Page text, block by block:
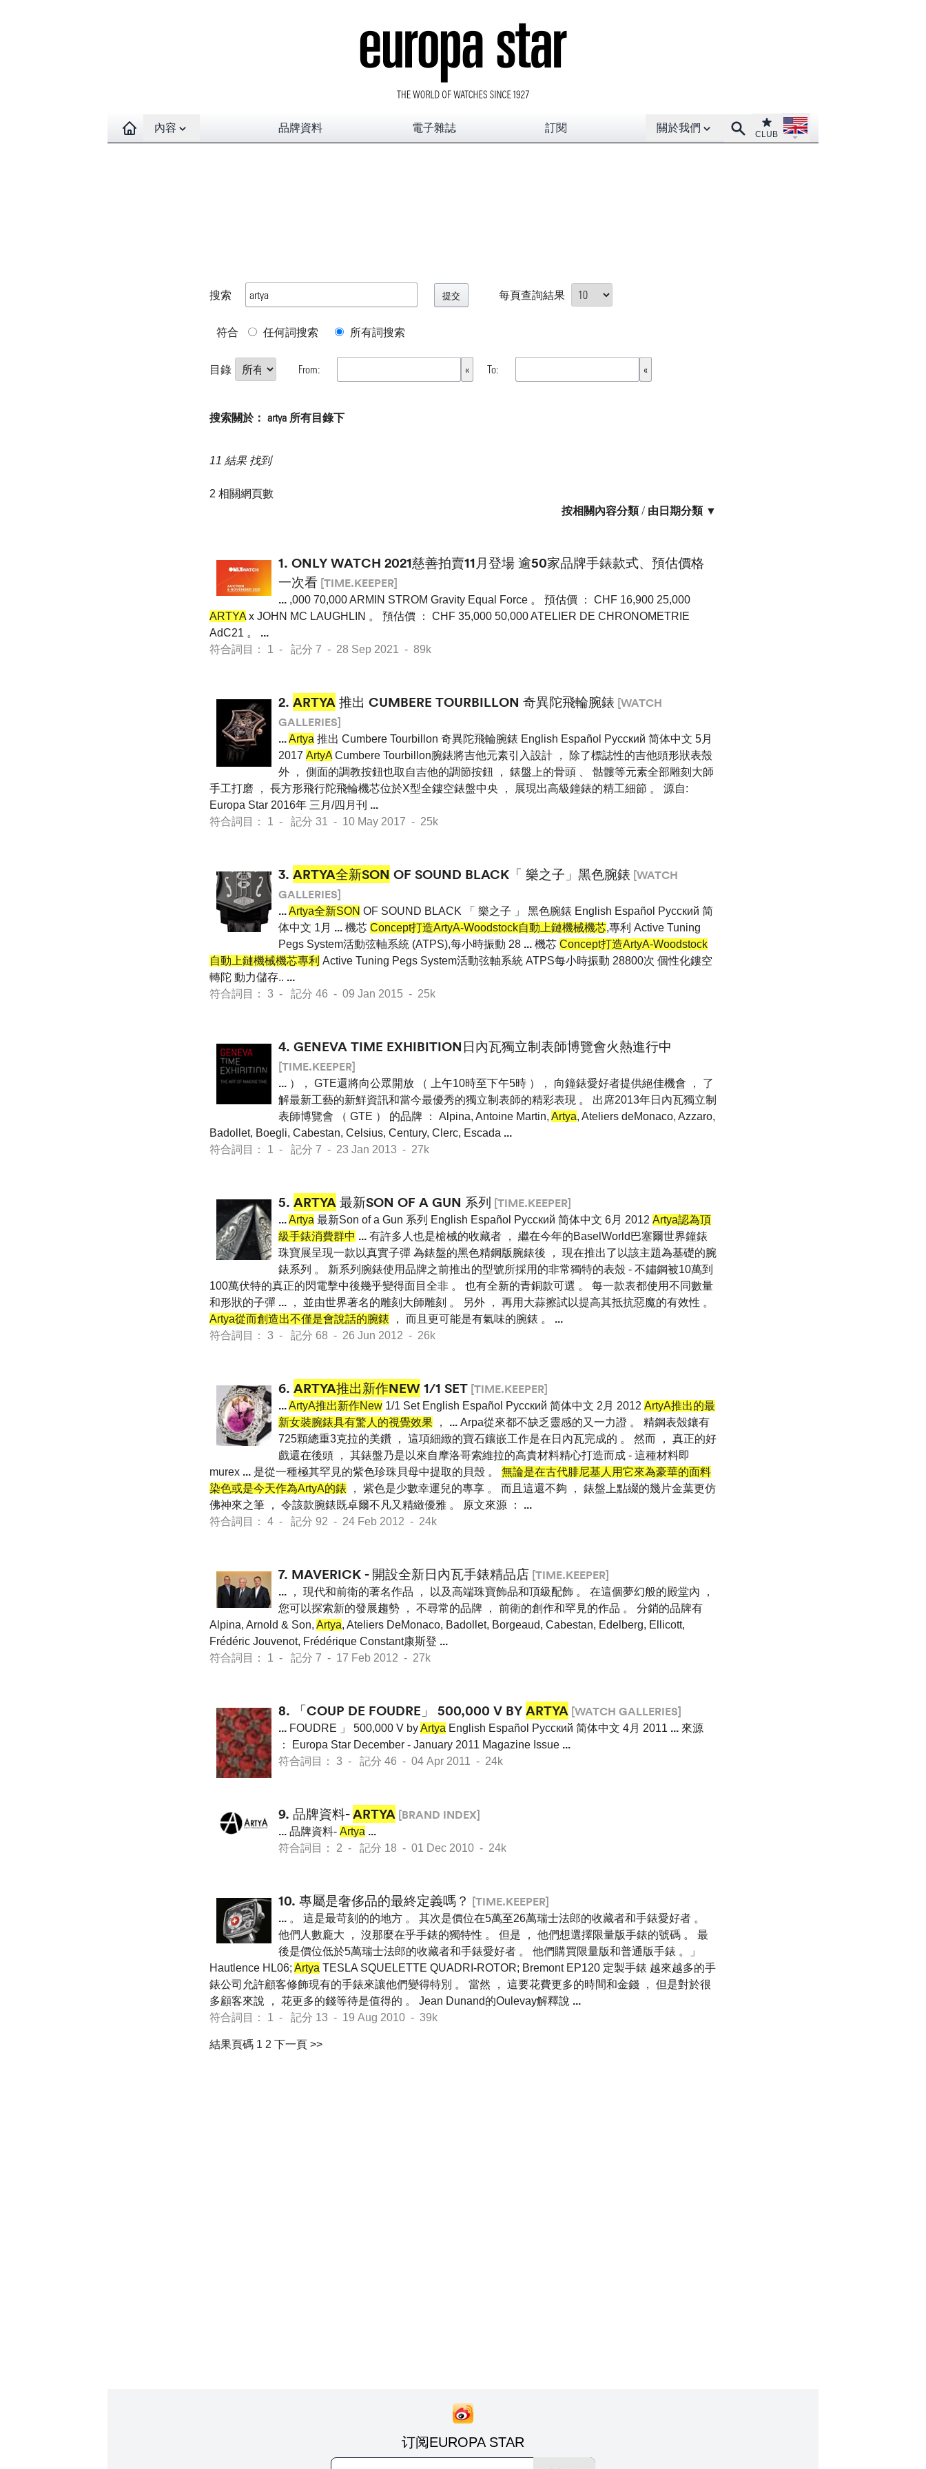
Open contents menu
內容 品牌資料 電子雜誌 訂閱
Open About menu
關於我們 SearchClub
CLUB
Open language menu
搜索 每頁查詢結果
符合 任何詞搜索 所有詞搜索
目錄 From: To:
搜索關於： artya 所有目錄下
11 結果 找到
2 相關網頁數
按相關內容分類/ 由日期分類 ▼
1. ONLY WATCH 2021慈善拍賣11月登場 逾50家品牌手錶款式、預估價格
一次看 [TIME.KEEPER]
... ,000 70,000 ARMIN STROM Gravity Equal Force 。 預估價 ： CHF 16,900 25,000
ARTYA x JOHN MC LAUGHLIN 。 預估價 ： CHF 35,000 50,000 ATELIER DE CHRONOMETRIE
AdC21 。 ...
符合詞目： 1 - 記分 7 - 28 Sep 2021 - 89k
2. ARTYA推出 CUMBERE TOURBILLON 奇異陀飛輪腕錶 [WATCH
GALLERIES]
...Artya 推出 Cumbere Tourbillon 奇異陀飛輪腕錶 English Español Pусский 简体中文 5月
2017 ArtyA Cumbere Tourbillon腕錶將吉他元素引入設計 ， 除了標誌性的吉他頭形狀表殼
外 ， 側面的調教按鈕也取自吉他的調節按鈕 ， 錶盤上的骨頭 、 骷髏等元素全部雕刻大師
手工打磨 ， 長方形飛行陀飛輪機芯位於X型全鏤空錶盤中央 ， 展現出高級鐘錶的精工細節 。 源自:
Europa Star 2016年 三月/四月刊 ...
符合詞目： 1 - 記分 31 - 10 May 2017 - 25k
3. ARTYA全新SON OF SOUND BLACK「 樂之子」黑色腕錶 [WATCH
GALLERIES]
...Artya全新SON OF SOUND BLACK 「 樂之子 」 黑色腕錶 English Español Pусский 简
体中文 1月 ... 機芯 Concept打造ArtyA-Woodstock自動上鏈機械機芯,專利 Active Tuning
Pegs System活動弦軸系統 (ATPS),每小時振動 28 ... 機芯 Concept打造ArtyA-Woodstock
自動上鏈機械機芯專利 Active Tuning Pegs System活動弦軸系統 ATPS每小時振動 28800次 個性化鏤空
轉陀 動力儲存.. ...
符合詞目： 3 - 記分 46 - 09 Jan 2015 - 25k
4. GENEVA TIME EXHIBITION日內瓦獨立制表師博覽會火熱進行中
[TIME.KEEPER]
... ）， GTE還將向公眾開放 （ 上午10時至下午5時 ）， 向鐘錶愛好者提供絕佳機會 ， 了
解最新工藝的新鮮資訊和當今最優秀的獨立制表師的精彩表現 。 出席2013年日內瓦獨立制
表師博覽會 （ GTE ） 的品牌 ： Alpina, Antoine Martin, Artya, Ateliers deMonaco, Azzaro,
Badollet, Boegli, Cabestan, Celsius, Century, Clerc, Escada ...
符合詞目： 1 - 記分 7 - 23 Jan 2013 - 27k
5. ARTYA最新SON OF A GUN 系列 [TIME.KEEPER]
...Artya 最新Son of a Gun 系列 English Español Pусский 简体中文 6月 2012 Artya認為頂
級手錶消費群中 ... 有許多人也是槍械的收藏者 ， 繼在今年的BaselWorld巴塞爾世界鐘錶
珠寶展呈現一款以真實子彈 為錶盤的黑色精鋼版腕錶後 ， 現在推出了以該主題為基礎的腕
錶系列 。 新系列腕錶使用品牌之前推出的型號所採用的非常獨特的表殼 - 不鏽鋼被10萬到
100萬伏特的真正的閃電擊中後幾乎變得面目全非 。 也有全新的青銅款可選 。 每一款表都使用不同數量
和形狀的子彈 ... ， 並由世界著名的雕刻大師雕刻 。 另外 ， 再用大蒜擦試以提高其抵抗惡魔的有效性 。
Artya從而創造出不僅是會說話的腕錶 ， 而且更可能是有氣味的腕錶 。 ...
符合詞目： 3 - 記分 68 - 26 Jun 2012 - 26k
6. ARTYA推出新作NEW1/1 SET [TIME.KEEPER]
...ArtyA推出新作New 1/1 Set English Español Pусский 简体中文 2月 2012 ArtyA推出的最
新女裝腕錶具有驚人的視覺效果 ， ... Arpa從來都不缺乏靈感的又一力證 。 精鋼表殼鑲有
725顆總重3克拉的美鑽 ， 這項細緻的寶石鑲嵌工作是在日內瓦完成的 。 然而 ， 真正的好
戲還在後頭 ， 其錶盤乃是以來自摩洛哥索維拉的高貴材料精心打造而成 - 這種材料即
murex ... 是從一種極其罕見的紫色珍珠貝母中提取的貝殼 。 無論是在古代腓尼基人用它來為豪華的面料
染色或是今天作為ArtyA的錶 ， 紫色是少數幸運兒的專享 。 而且這還不夠 ， 錶盤上點綴的幾片金葉更仿
佛神來之筆 ， 令該款腕錶既卓爾不凡又精緻優雅 。 原文來源 ： ...
符合詞目： 4 - 記分 92 - 24 Feb 2012 - 24k
7. MAVERICK - 開設全新日內瓦手錶精品店 [TIME.KEEPER]
... ， 現代和前衛的著名作品 ， 以及高端珠寶飾品和頂級配飾 。 在這個夢幻般的殿堂內 ，
您可以探索新的發展趨勢 ， 不尋常的品牌 ， 前衛的創作和罕見的作品 。 分銷的品牌有
Alpina, Arnold & Son, Artya, Ateliers DeMonaco, Badollet, Borgeaud, Cabestan, Edelberg, Ellicott,
Frédéric Jouvenot, Frédérique Constant康斯登 ...
符合詞目： 1 - 記分 7 - 17 Feb 2012 - 27k
8. 「COUP DE FOUDRE」 500,000 V BYARTYA [WATCH GALLERIES]
... FOUDRE 」 500,000 V byArtya English Español Pусский 简体中文 4月 2011 ... 來源
： Europa Star December - January 2011 Magazine Issue ...
符合詞目： 3 - 記分 46 - 04 Apr 2011 - 24k
9. 品牌資料-ARTYA [BRAND INDEX]
... 品牌資料- Artya ...
符合詞目： 2 - 記分 18 - 01 Dec 2010 - 24k
10. 專屬是奢侈品的最終定義嗎？ [TIME.KEEPER]
... 。 這是最苛刻的的地方 。 其次是價位在5萬至26萬瑞士法郎的收藏者和手錶愛好者 。
他們人數龐大 ， 沒那麼在乎手錶的獨特性 。 但是 ， 他們想選擇限量版手錶的號碼 。 最
後是價位低於5萬瑞士法郎的收藏者和手錶愛好者 。 他們購買限量版和普通版手錶 。」
Hautlence HL06; Artya TESLA SQUELETTE QUADRI-ROTOR; Bremont EP120 定製手錶 越來越多的手
錶公司允許顧客修飾現有的手錶來讓他們變得特別 。 當然 ， 這要花費更多的時間和金錢 ， 但是對於很
多顧客來說 ， 花更多的錢等待是值得的 。 Jean Dunand的Oulevay解釋說 ...
符合詞目： 1 - 記分 13 - 19 Aug 2010 - 39k
結果頁碼 1 2 下一頁 >>
订阅EUROPA STAR